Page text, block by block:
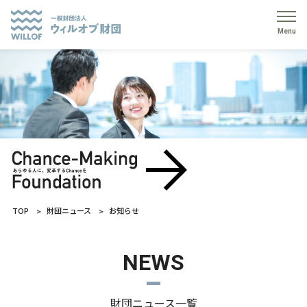
Menu
TOP 財団ニュース お知らせ
NEWS
財団ニュース一覧